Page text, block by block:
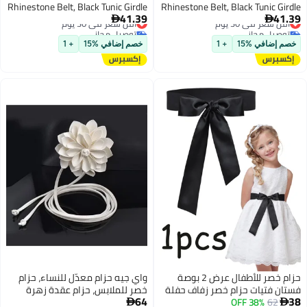
Rhinestone Belt, Black Tunic Girdle
Dress Down Jacket Elastic
Waistband Apparel Accessories for
Girls Women (1'9-2'6)
41.39
أقل سعر في 30 يوم
توصيل مجاني
أقل سعر في 30 يوم
خصم إضافي %15 + 1
Rhinestone Belt, Black Tunic Girdle
Dress Down Jacket Elastic
Waistband Apparel Accessories for
Girls Women (1'9-2'6)
41.39
أقل سعر في 30 يوم
توصيل مجاني
أقل سعر في 30 يوم
خصم إضافي %15 + 1
حزام خصر للأطفال عرض 2 بوصة
فستان فتيات حزام خصر زفاف حفلة
إكسسوار ديكور
38
62
38% OFF
واي جيه حزام معدّل للنساء، حزام
خصر للملابس، حزام عقدة زهرة
وردية، أحزمة جلدية
64